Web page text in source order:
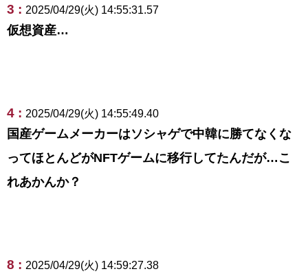
3 : 2025/04/29(火) 14:55:31.57
仮想資産…
4 : 2025/04/29(火) 14:55:49.40
国産ゲームメーカーはソシャゲで中韓に勝てなくな
ってほとんどがNFTゲームに移行してたんだが…こ
れあかんか？
8 : 2025/04/29(火) 14:59:27.38